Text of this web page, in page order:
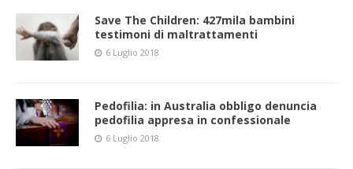
Save The Children: 427mila bambini
testimoni di maltrattamenti
6 Luglio 2018
Pedofilia: in Australia obbligo denuncia
pedofilia appresa in confessionale
6 Luglio 2018